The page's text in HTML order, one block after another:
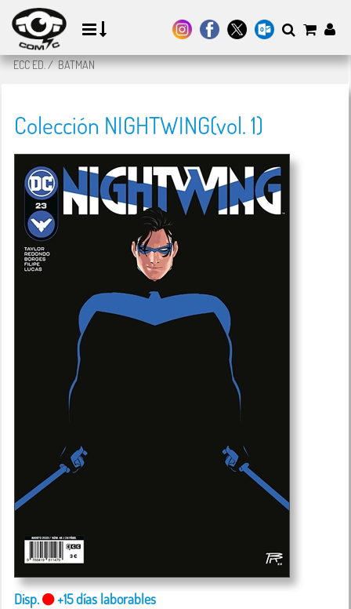
ECC ED./BATMAN
Colección NIGHTWING(vol. 1)
Disp. +15 días laborables